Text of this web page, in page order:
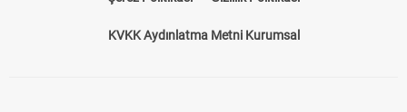
KVKK Aydınlatma Metni Kurumsal